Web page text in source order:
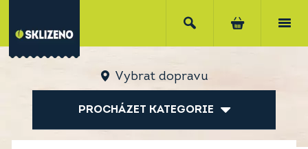
Vybrat dopravu
PROCHÁZET KATEGORIE